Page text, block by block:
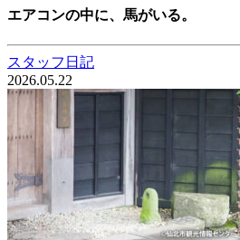
エアコンの中に、馬がいる。
スタッフ日記
2026.05.22